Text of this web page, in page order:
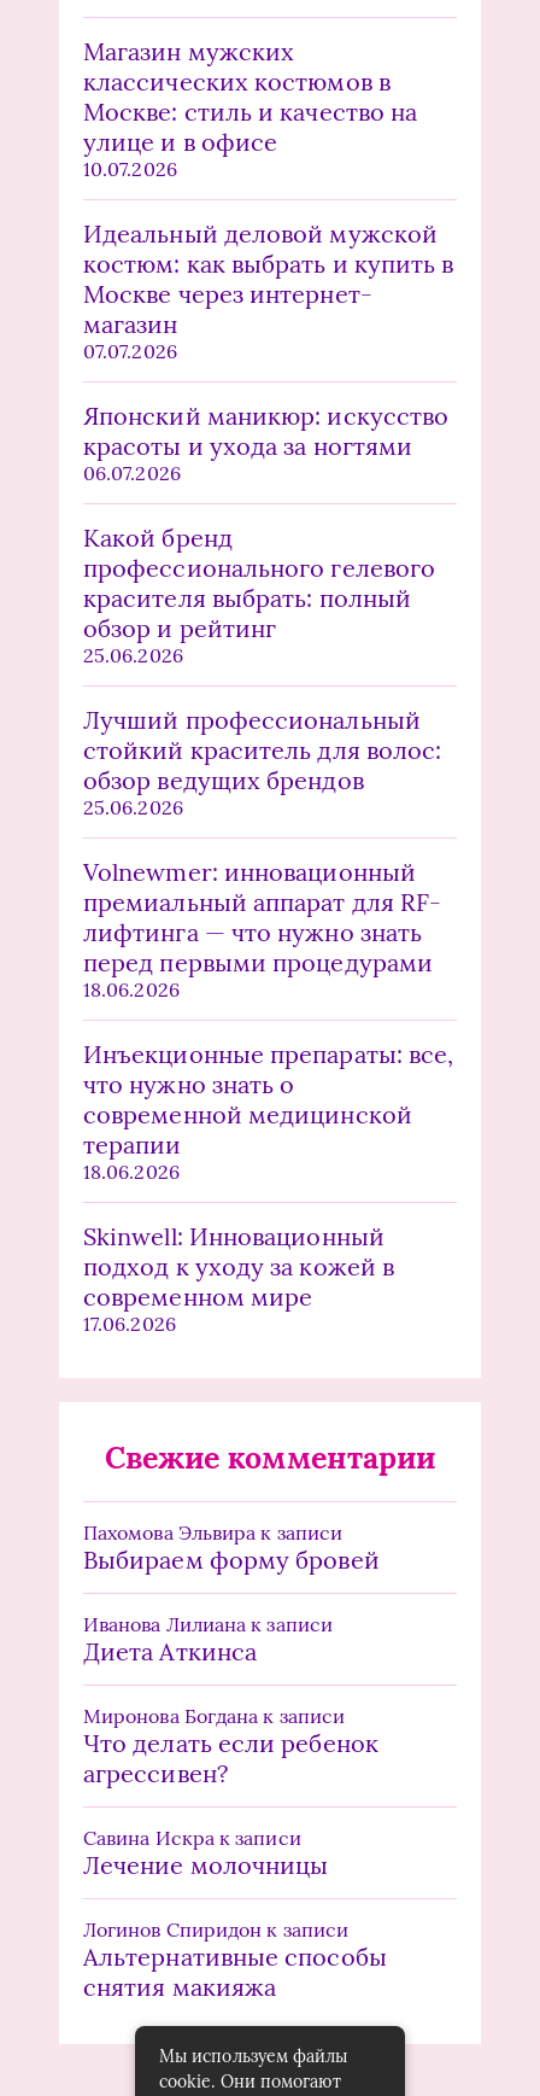
Магазин мужских
классических костюмов в
Москве: стиль и качество на
улице и в офисе
10.07.2026
Идеальный деловой мужской
костюм: как выбрать и купить в
Москве через интернет-
магазин
07.07.2026
Японский маникюр: искусство
красоты и ухода за ногтями
06.07.2026
Какой бренд
профессионального гелевого
красителя выбрать: полный
обзор и рейтинг
25.06.2026
Лучший профессиональный
стойкий краситель для волос:
обзор ведущих брендов
25.06.2026
Volnewmer: инновационный
премиальный аппарат для RF-
лифтинга — что нужно знать
перед первыми процедурами
18.06.2026
Инъекционные препараты: все,
что нужно знать о
современной медицинской
терапии
18.06.2026
Skinwell: Инновационный
подход к уходу за кожей в
современном мире
17.06.2026
Свежие комментарии
Пахомова Эльвира к записи
Выбираем форму бровей
Иванова Лилиана к записи
Диета Аткинса
Миронова Богдана к записи
Что делать если ребенок
агрессивен?
Савина Искра к записи
Лечение молочницы
Логинов Спиридон к записи
Альтернативные способы
снятия макияжа
Мы используем файлы
cookie. Они помогают